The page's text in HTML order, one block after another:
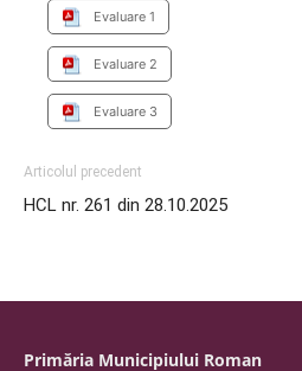
Evaluare 1
Evaluare 2
Evaluare 3
Articolul precedent
HCL nr. 261 din 28.10.2025
Primăria Municipiului Roman